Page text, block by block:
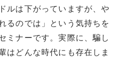
ルは下がっていますが、や
るのでは」という気持ちを
ミナーです。実際に、騙し
はどんな時代にも存在しま